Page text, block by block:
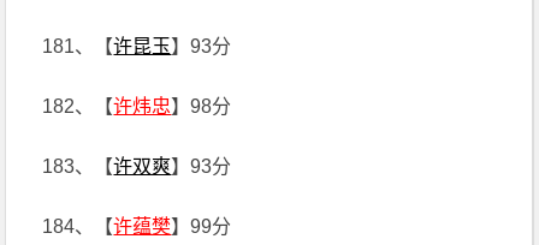
181、【许昆玉】93分
182、【许炜忠】98分
183、【许双爽】93分
184、【许蕴樊】99分